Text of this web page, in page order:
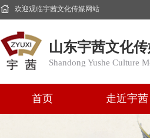
欢迎观临宇茜文化传媒网站
山东宇茜文化
Shandong Yushe Culture
首页 走近宇茜